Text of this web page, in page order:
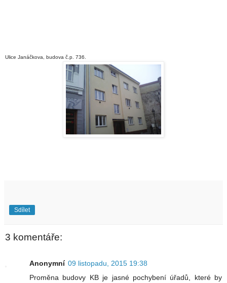
Ulice Janáčkova, budova č.p. 736.
Sdílet
3 komentáře:
Anonymní 09 listopadu, 2015 19:38
Proměna budovy KB je jasné pochybení úřadů, které by